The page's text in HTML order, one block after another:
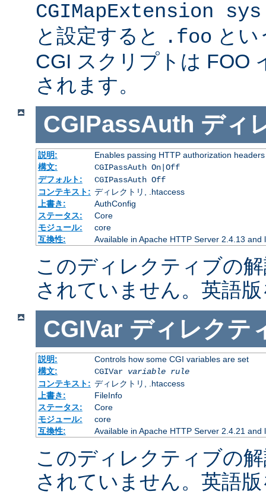
CGIMapExtension
と設定すると
.foo と
CGI スクリプトは FOO
されます。
CGIPassAuth ディ
説明:
Enables passing HTTP authorization
構文:
CGIPassAuth On|Off
デフォルト:
CGIPassAuth Off
コンテキスト: ディレクトリ, .htaccess
上書き:
AuthConfig
ステータス:
Core
モジュール:
core
互換性:
Available in Apache HTTP Server 2.4.13 and
このディレクティブの
されていません。英語
CGIVar ディレクテ
説明:
Controls how some CGI variables are set
構文:
CGIVar variable rule
コンテキスト: ディレクトリ, .htaccess
上書き:
FileInfo
ステータス:
Core
モジュール:
core
互換性:
Available in Apache HTTP Server 2.4.21 and
このディレクティブの
されていません。英語